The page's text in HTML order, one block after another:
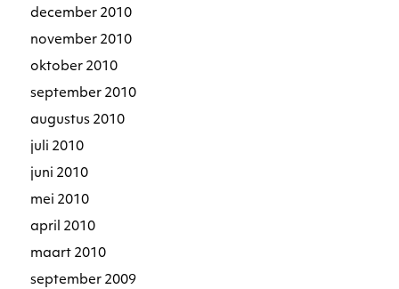
december 2010
november 2010
oktober 2010
september 2010
augustus 2010
juli 2010
juni 2010
mei 2010
april 2010
maart 2010
september 2009